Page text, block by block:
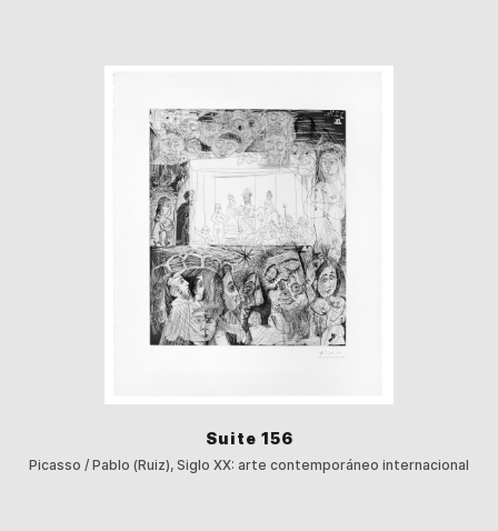
Suite 156
Picasso / Pablo (Ruiz), Siglo XX: arte contemporáneo internacional